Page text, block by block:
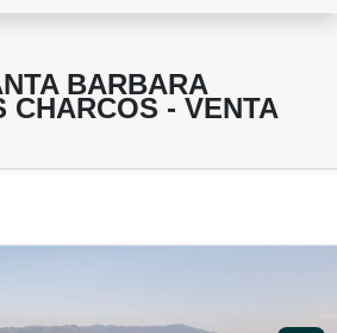
BARBARA
CHARCOS - VENTA